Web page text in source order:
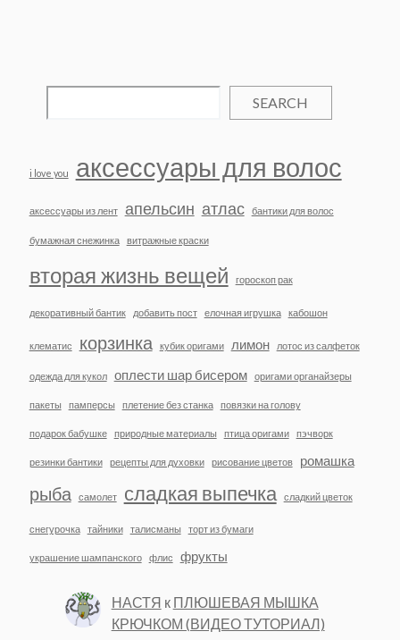
SEARCH
i love you аксессуары для волос
аксессуары из лент апельсин атлас бантики для волос
бумажная снежинка витражные краски
вторая жизнь вещей гороскоп рак
декоративный бантик добавить пост елочная игрушка кабошон
клематис корзинка кубик оригами лимон лотос из салфеток
одежда для кукол оплести шар бисером оригами органайзеры
пакеты памперсы плетение без станка повязки на голову
подарок бабушке природные материалы птица оригами пэчворк
резинки бантики рецепты для духовки рисование цветов ромашка
рыба самолет сладкая выпечка сладкий цветок
снегурочка тайники талисманы торт из бумаги
украшение шампанского флис фрукты
НАСТЯ к ПЛЮШЕВАЯ МЫШКА
КРЮЧКОМ (ВИДЕО ТУТОРИАЛ)